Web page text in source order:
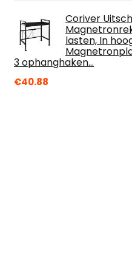
Coriver
lasten, In
3 ophanghaken…
€40.88